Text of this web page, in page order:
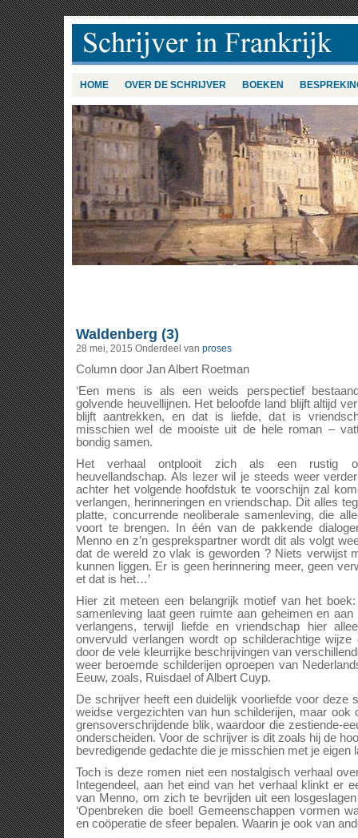
HOME OVER DE SCHRIJVER BOEKEN
Waldenberg (3)
28 mei, 2015 Onderdeel van proses
Column door Jan Albert Roetman
‘Een mens is als een weids perspectief
golvende heuvellijnen. Het beloofde land blijft altijd
blijft aantrekken, en dat is liefde, dat is
misschien wel de mooiste uit de hele roman –
bondig samen.
Het verhaal ontplooit zich als een rustig
heuvellandschap. Als lezer wil je steeds weer
achter het volgende hoofdstuk te voorschijn zal
verlangen, herinneringen en vriendschap. Dit alles
platte, concurrende neoliberale samenleving, die
voort te brengen. In één van de pakkende
Menno en z’n gesprekspartner wordt dit als volgt
dat de wereld zo vlak is geworden ? Niets verwijst
kunnen liggen. Er is geen herinnering meer, geen
et dat is het…’
Hier zit meteen een belangrijk motief van het
samenleving laat geen ruimte aan geheimen en
verlangens, terwijl liefde en vriendschap hier
onvervuld verlangen wordt op schilderachtige
door de vele kleurrijke beschrijvingen van
weer beroemde schilderijen oproepen van
Eeuw, zoals, Ruisdael of Albert Cuyp.
De schrijver heeft een duidelijk voorliefde voor deze
weidse vergezichten van hun schilderijen, maar ook
grensoverschrijdende blik, waardoor die zestiende-
onderscheiden. Voor de schrijver is dit zoals hij de
bevredigende gedachte die je misschien met je eigen
Toch is deze romen niet een nostalgisch verhaal
Integendeel, aan het eind van het verhaal klinkt er
van Menno, om zich te bevrijden uit een
‘Openbreken die boel! Gemeenschappen vormen
en coöperatie de sfeer bepalen. Waarin je ook van